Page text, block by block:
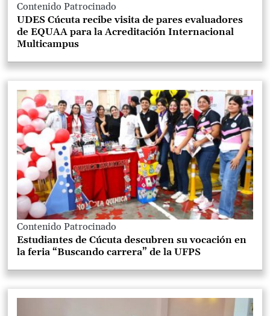
Contenido Patrocinado
UDES Cúcuta recibe visita de pares evaluadores
de EQUAA para la Acreditación Internacional
Multicampus
Contenido Patrocinado
Estudiantes de Cúcuta descubren su vocación en
la feria “Buscando carrera” de la UFPS